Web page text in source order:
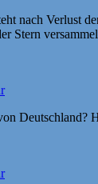
nach Verlust
Stern
Deutschland?